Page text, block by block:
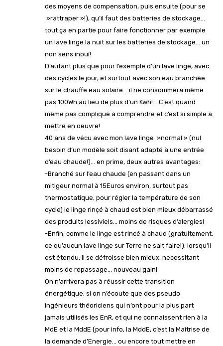
des moyens de compensation, puis ensuite (pour se
»rattraper »!), qu’il faut des batteries de stockage…
tout ça en partie pour faire fonctionner par exemple
un lave linge la nuit sur les batteries de stockage… un
non sens inouï!
D’autant plus que pour l’exemple d’un lave linge, avec
des cycles le jour, et surtout avec son eau branchée
sur le chauffe eau solaire… il ne consommera même
pas 100Wh au lieu de plus d’un Kwh!… C’est quand
même pas compliqué à comprendre et c’est si simple à
mettre en oeuvre!
40 ans de vécu avec mon lave linge »normal » (nul
besoin d’un modèle soit disant adapté à une entrée
d’eau chaude!)… en prime, deux autres avantages:
-Branché sur l’eau chaude (en passant dans un
mitigeur normal à 15Euros environ, surtout pas
thermostatique, pour régler la température de son
cycle) le linge rinçé à chaud est bien mieux débarrassé
des produits lessiviels… moins de risques d’alergies!
-Enfin, comme le linge est rincé à chaud (gratuitement,
ce qu’aucun lave linge sur Terre ne sait faire!), lorsqu’il
est étendu, il se défroisse bien mieux, necessitant
moins de repassage… nouveau gain!
On n’arrivera pas à réussir cette transition
énergétique, si on n’écoute que des pseudo
ingénieurs théoriciens qui n’ont pour la plus part
jamais utilisés les EnR, et qui ne connaissent rien à la
MdE et la MddE (pour info, la MddE, c’est la Maîtrise de
la demande d’Energie… ou encore tout mettre en